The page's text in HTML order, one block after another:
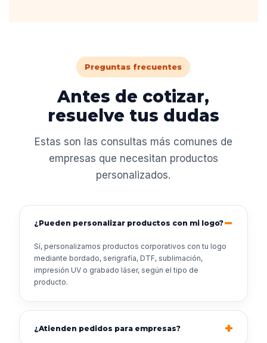
Preguntas frecuentes
Antes de cotizar,
resuelve tus dudas
Estas son las consultas más comunes de
empresas que necesitan productos
personalizados.
¿Pueden personalizar productos con mi logo?
Sí, personalizamos productos corporativos con tu logo
mediante bordado, serigrafía, DTF, sublimación,
impresión UV o grabado láser, según el tipo de
producto.
¿Atienden pedidos para empresas?